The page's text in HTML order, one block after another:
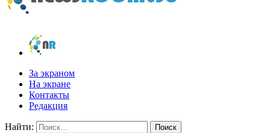
newsroom.su
Новости о новостях
За экраном
На экране
Контакты
Редакция
Найти: